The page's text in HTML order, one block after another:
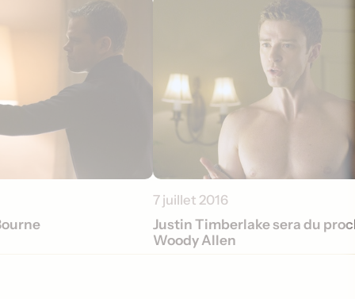
7 juillet 2016
Justin Timberlake sera du
Woody Allen